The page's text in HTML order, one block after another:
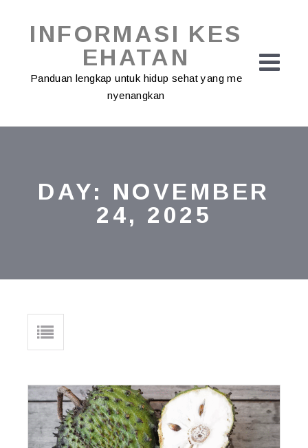
contentINFORMASI KES
EHATAN
Panduan lengkap untuk hidup sehat yang me
nyenangkan
DAY: NOVEMBER
24, 2025